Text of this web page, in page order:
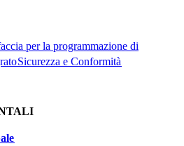
per la programmazione di
Sicurezza e Conformità​​